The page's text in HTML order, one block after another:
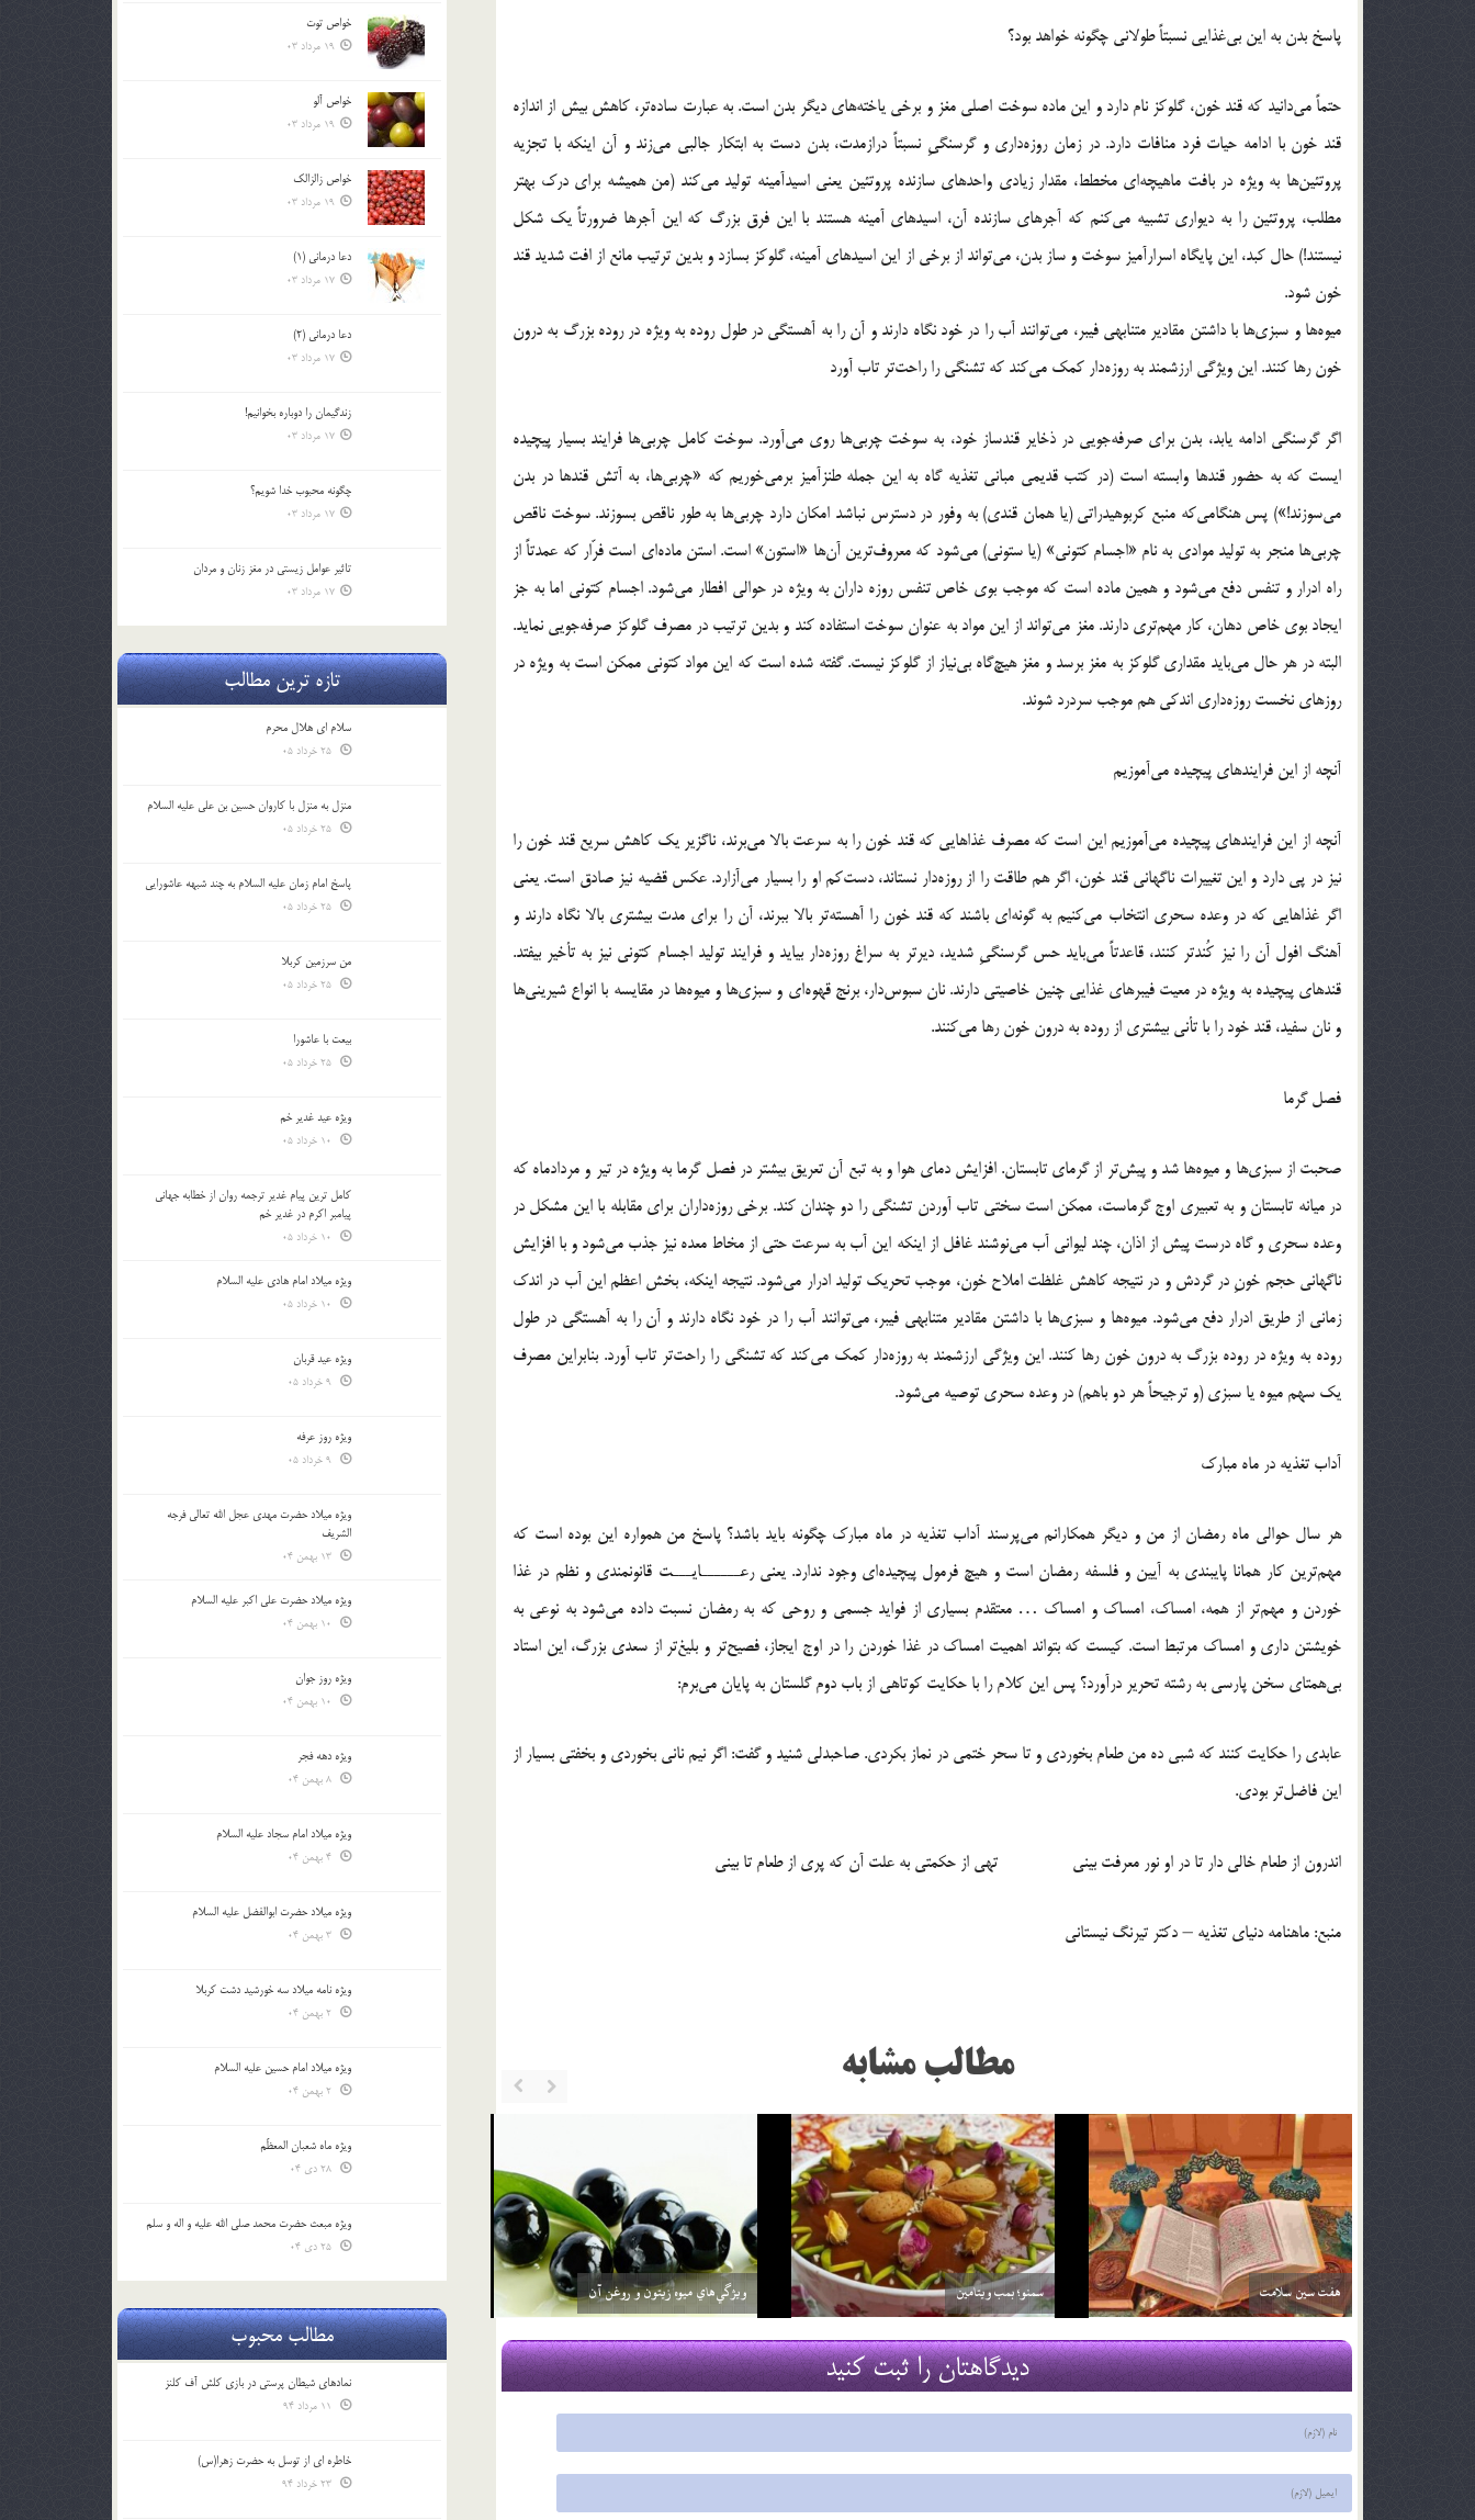
پاسخ بدن به این بی‌غذایی نسبتاً طولانی چگونه خواهد بود؟
حتماً می‌دانید که قند خون، گلوکز نام دارد و این ماده سوخت اصلی مغز و برخی یاخته‌های دیگر بدن است. به عبارت ساده‌تر، کاهش بیش از اندازه
قند خون با ادامه حیات فرد منافات دارد. در زمان روزه‌داری و گرسنگیِ نسبتاً درازمدت، بدن دست به ابتکار جالبی می‌زند و آن اینکه با تجزیه
پروتئین‌ها به ویژه در بافت ماهیچه‌ای مخطط، مقدار زیادی واحدهای سازنده پروتئین یعنی اسیدآمینه تولید می‌کند (من همیشه برای درک بهتر
مطلب، پروتئین را به دیواری تشبیه می‌کنم که آجرهای سازنده آن، اسیدهای آمینه هستند با این فرق بزرگ که این آجرها ضرورتاً یک شکل
نیستند!) حال کبد، این پایگاه اسرارآمیز سوخت و ساز بدن، می‌تواند از برخی از این اسیدهای آمینه، گلوکز بسازد و بدین ترتیب مانع از افت شدید قند
خون شود.
میوه‌ها و سبزی‌ها با داشتن مقادیر متنابهی فیبر، می‌توانند آب را در خود نگاه دارند و آن را به آهستگی در طول روده به ویژه در روده بزرگ به درون
خون رها کنند. این ویژگی ارزشمند به روزه‌دار کمک می‌کند که تشنگی را راحت‌تر تاب آورد
اگر گرسنگی ادامه یابد، بدن برای صرفه‌جویی در ذخایر قندساز خود، به سوخت چربی‌ها روی می‌آورد. سوخت کامل چربی‌ها فرایند بسیار پیچیده
ایست که به حضور قندها وابسته است (در کتب قدیمی مبانی تغذیه گاه به این جمله طنزآمیز برمی‌خوریم که «چربی‌ها، به آتش قندها در بدن
می‌سوزند!») پس هنگامی‌که منبع کربوهیدراتی (یا همان قندی) به وفور در دسترس نباشد امکان دارد چربی‌ها به طور ناقص بسوزند. سوخت ناقص
چربی‌ها منجر به تولید موادی به نام «اجسام کتونی» (یا ستونی) می‌شود که معروف‌ترین آن‌ها «استون» است. استن ماده‌ای است فرّار که عمدتاً از
راه ادرار و تنفس دفع می‌شود و همین ماده است که موجب بوی خاص تنفس روزه داران به ویژه در حوالی افطار می‌شود. اجسام کتونی اما به جز
ایجاد بوی خاص دهان، کار مهم‌تری دارند. مغز می‌تواند از این مواد به عنوان سوخت استفاده کند و بدین ترتیب در مصرف گلوکز صرفه‌جویی نماید.
البته در هر حال می‌باید مقداری گلوکز به مغز برسد و مغز هیچ‌گاه بی‌نیاز از گلوکز نیست. گفته شده است که این مواد کتونی ممکن است به ویژه در
روزهای نخست روزه‌داری اندکی هم موجب سردرد شوند.
آنچه از این فرایندهای پیچیده می‌آموزیم
آنچه از این فرایندهای پیچیده می‌آموزیم این است که مصرف غذاهایی که قند خون را به سرعت بالا می‌برند، ناگزیر یک کاهش سریع قند خون را
نیز در پی دارد و این تغییرات ناگهانی قند خون، اگر هم طاقت را از روزه‌دار نستاند، دست‌کم او را بسیار می‌آزارد. عکس قضیه نیز صادق است. یعنی
اگر غذاهایی که در وعده سحری انتخاب می‌کنیم به گونه‌ای باشند که قند خون را آهسته‌تر بالا ببرند، آن را برای مدت بیشتری بالا نگاه دارند و
آهنگ افول آن را نیز کُندتر کنند، قاعدتاً می‌باید حس گرسنگیِ شدید، دیرتر به سراغ روزه‌دار بیاید و فرایند تولید اجسام کتونی نیز به تأخیر بیفتد.
قندهای پیچیده به ویژه در معیت فیبرهای غذایی چنین خاصیتی دارند. نان سبوس‌دار، برنج قهوه‌ای و سبزی‌ها و میوه‌ها در مقایسه با انواع شیرینی‌ها
و نان سفید، قند خود را با تأنی بیشتری از روده به درون خون رها می‌کنند.
فصل گرما
صحبت از سبزی‌ها و میوه‌ها شد و پیش‌تر از گرمای تابستان. افزایش دمای هوا و به تبع آن تعریق بیشتر در فصل گرما به ویژه در تیر و مردادماه که
در میانه تابستان و به تعبیری اوج گرماست، ممکن است سختی تاب آوردن تشنگی را دو چندان کند. برخی روزه‌داران برای مقابله با این مشکل در
وعده سحری و گاه درست پیش از اذان، چند لیوانی آب می‌نوشند غافل از اینکه این آب به سرعت حتی از مخاط معده نیز جذب می‌شود و با افزایش
ناگهانی حجم خونِ در گردش و در نتیجه کاهش غلظت املاح خون، موجب تحریک تولید ادرار می‌شود. نتیجه اینکه، بخش اعظم این آب در اندک
زمانی از طریق ادرار دفع می‌شود. میوه‌ها و سبزی‌ها با داشتن مقادیر متنابهی فیبر، می‌توانند آب را در خود نگاه دارند و آن را به آهستگی در طول
روده به ویژه در روده بزرگ به درون خون رها کنند. این ویژگی ارزشمند به روزه‌دار کمک می‌کند که تشنگی را راحت‌تر تاب آورد. بنابراین مصرف
یک سهم میوه یا سبزی (و ترجیحاً هر دو باهم) در وعده سحری توصیه می‌شود.
آداب تغذیه در ماه مبارک
هر سال حوالی ماه رمضان از من و دیگر همکارانم می‌پرسند آداب تغذیه در ماه مبارک چگونه باید باشد؟ پاسخ من همواره این بوده است که
مهم‌ترین کار همانا پایبندی به آیین و فلسفه رمضان است و هیچ فرمول پیچیده‌ای وجود ندارد. یعنی رعــــــایـــت قانونمندی و نظم در غذا
خوردن و مهم‌تر از همه، امساک، امساک و امساک … معتقدم بسیاری از فواید جسمی و روحی که به رمضان نسبت داده می‌شود به نوعی به
خویشتن داری و امساک مرتبط است. کیست که بتواند اهمیت امساک در غذا خوردن را در اوج ایجاز، فصیح‌تر و بلیغ‌تر از سعدی بزرگ، این استاد
بی‌همتای سخن پارسی به رشته تحریر درآورد؟ پس این کلام را با حکایت کوتاهی از باب دوم گلستان به پایان می‌برم:
عابدی را حکایت کنند که شبی ده من طعام بخوردی و تا سحر ختمی در نماز بکردی. صاحبدلی شنید و گفت: اگر نیم نانی بخوردی و بخفتی بسیار از
این فاضل‌تر بودی.
اندرون از طعام خالی دار تا در او نور معرفت بینی تهی از حکمتی به علت آن که پری از طعام تا بینی
منبع: ماهنامه دنیای تغذیه – دکتر تیرنگ نیستانی
مطالب مشابه
خواص آلبالو
29 اسفند 03
خواص آناناس
29 اسفند 03
ويژگي هاي خانواده در جامعه اسوه ي اسلام
29 اسفند 03
دیدگاهتان را ثبت کنید
خواص توت
19 مرداد 03
خواص آلو
19 مرداد 03
خواص زالزالک
19 مرداد 03
دعا درمانی (1)
17 مرداد 03
دعا درمانی (2)
17 مرداد 03
زندگيمان را دوباره بخوانيم!
17 مرداد 03
چگونه محبوب خدا شويم؟
17 مرداد 03
تاثیر عوامل زيستي در مغز زنان و مردان
17 مرداد 03
تازه ترین مطالب
سلام ای هلال محرم
منزل به منزل با کاروان حسین بن علی علیه السلام
پاسخ امام زمان علیه السلام به چند شبهه عاشورایی
من سرزمین کربلا
بیعت با عاشورا
ویژه عید غدیر خم
کامل ترین پیام غدیر ترجمه روان از خطابه جهانی
پیامبر اکرم در غدیر خم
ویژه میلاد امام هادی علیه السلام
ویژه عید قربان
ویژه روز عرفه
ویژه میلاد حضرت مهدی عجل الله تعالی فرجه
الشريف
ویژه میلاد حضرت علی اکبر علیه السلام
ویژه روز جوان
ویژه دهه فجر
ویژه میلاد امام سجاد علیه السلام
ویژه میلاد حضرت ابوالفضل علیه السلام
ویژه نامه میلاد سه خورشید دشت کربلا
ویژه میلاد امام حسین علیه السلام
ویژه ماه شعبان المعظّم
ویژه مبعث حضرت محمد صلی الله علیه و اله و سلم
مطالب محبوب
نمادهای شیطان پرستی در بازی کلش آف کلنز
خاطره ای از توسل به حضرت زهرا(س)